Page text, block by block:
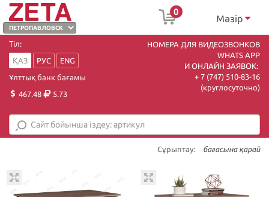
0
Мәзір
Тіл:
ҚАЗ
РУС
ENG
Ұлттық банк бағамы
467.48
5.73
НОМЕРА ДЛЯ ВИДЕОЗВОНКОВ
WHATS APP
И ОНЛАЙН ЗАЯВОК:
+ 7 (747) 510-83-16
(круглосуточно)
Сұрыптау: бағасына қарай